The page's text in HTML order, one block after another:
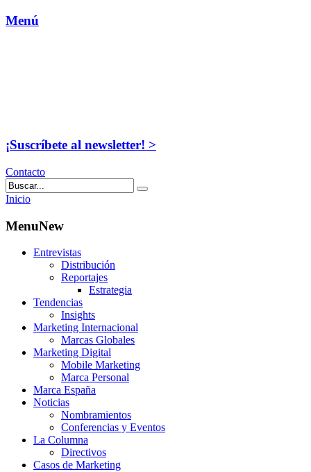
Menú
¡Suscríbete al newsletter! >
Contacto
Inicio
MenuNew
Entrevistas
Distribución
Reportajes
Estrategia
Tendencias
Insights
Marketing Internacional
Marcas Globales
Marketing Digital
Mobile Marketing
Marca Personal
Marca España
Noticias
Nombramientos
Conferencias y Eventos
La Columna
Directivos
Casos de Marketing